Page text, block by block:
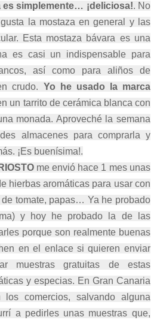
es simplemente… ¡deliciosa!. No
la mostaza en general y las
Esta mostaza bávara es una
es casi un indispensable para
así como para aliños de
crudo. Yo he usado la marca
un tarrito de cerámica blanca con
monada. Aproveché la semana
almacenes para comprarla y
¡Es buenísima!.
me envió hace 1 mes unas
hierbas aromáticas para usar con
tomate, papas… Ya he probado
y hoy he probado la de las
porque son realmente buenas
en el enlace si quieren enviar
muestras gratuitas de estas
y especias. En Gran Canaria
comercios, salvando alguna
a pedirles unas muestras que,